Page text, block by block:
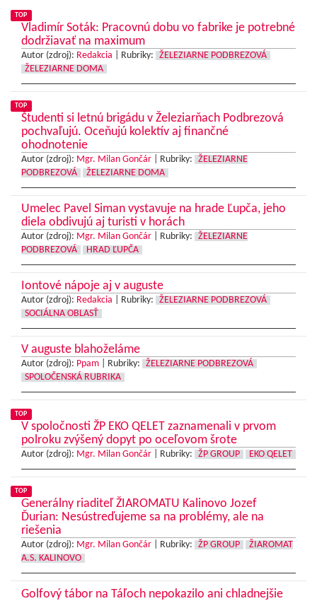
TOP
Vladimír Soták: Pracovnú dobu vo fabrike je potrebné
dodržiavať na maximum
Autor (zdroj): Redakcia Rubriky:
ŽELEZIARNE PODBREZOVÁ
ŽELEZIARNE DOMA
TOP
Študenti si letnú brigádu v Železiarňach Podbrezová
pochvaľujú. Oceňujú kolektív aj finančné
ohodnotenie
Autor (zdroj): Mgr. Milan Gončár Rubriky:
ŽELEZIARNE
PODBREZOVÁ
ŽELEZIARNE DOMA
Umelec Pavel Siman vystavuje na hrade Ľupča, jeho
diela obdivujú aj turisti v horách
Autor (zdroj): Mgr. Milan Gončár Rubriky:
ŽELEZIARNE
PODBREZOVÁ
HRAD ĽUPČA
Iontové nápoje aj v auguste
Autor (zdroj): Redakcia Rubriky:
ŽELEZIARNE PODBREZOVÁ
SOCIÁLNA OBLASŤ
V auguste blahoželáme
Autor (zdroj): Ppam Rubriky:
ŽELEZIARNE PODBREZOVÁ
SPOLOČENSKÁ RUBRIKA
TOP
V spoločnosti ŽP EKO QELET zaznamenali v prvom
polroku zvýšený dopyt po oceľovom šrote
Autor (zdroj): Mgr. Milan Gončár Rubriky: ŽP GROUP EKO QELET
TOP
Generálny riaditeľ ŽIAROMATU Kalinovo Jozef
Ďurian: Nesústreďujeme sa na problémy, ale na
riešenia
Autor (zdroj): Mgr. Milan Gončár Rubriky: ŽP GROUP
ŽIAROMAT
A.S. KALINOVO
Golfový tábor na Táľoch nepokazilo ani chladnejšie